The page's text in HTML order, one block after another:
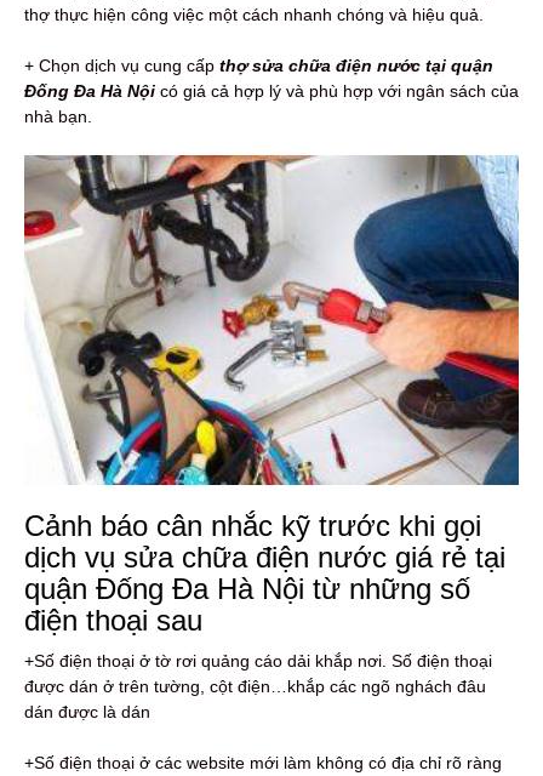
thợ thực hiện công việc một cách nhanh chóng và hiệu quả.
+ Chọn dịch vụ cung cấp thợ sửa chữa điện nước tại quận
Đống Đa Hà Nội có giá cả hợp lý và phù hợp với ngân sách của
nhà bạn.
Cảnh báo cân nhắc kỹ trước khi gọi
dịch vụ sửa chữa điện nước giá rẻ tại
quận Đống Đa Hà Nội từ những số
điện thoại sau
+Số điện thoại ở tờ rơi quảng cáo dải khắp nơi. Số điện thoại
được dán ở trên tường, cột điện…khắp các ngõ nghách đâu
dán được là dán
+Số điện thoại ở các website mới làm không có địa chỉ rõ ràng